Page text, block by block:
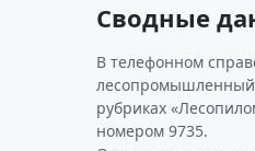
Сводные
В телефонном
лесопромышленный
рубриках
номером 9735.